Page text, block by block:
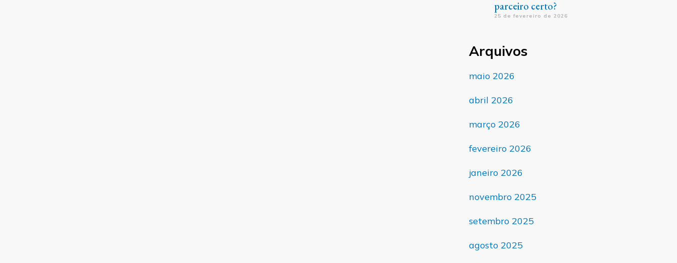
parceiro certo?
25 de fevereiro de 2026
Arquivos
maio 2026
abril 2026
março 2026
fevereiro 2026
janeiro 2026
novembro 2025
setembro 2025
agosto 2025